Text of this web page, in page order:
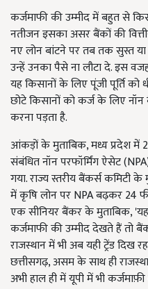
कर्जमाफी की उम्मीद में बहुत से
नतीजन इसका असर बैंकों की
नए लोन बांटने पर तब तक सुस्त
उन्हें उनका पैसे ना लौटा दे. इस
यह किसानों के लिए पूंजी पूर्ति
छोटे किसानों को कर्ज के लिए
करना पड़ता है.
आंकड़ों के मुताबिक, मध्य प्रदेश में
संबंधित नॉन परफॉर्मिंग ऐसेट
गया. राज्य स्तरीय बैंकर्स
में कृषि लोन पर NPA बढ़कर 24
एक सीनियर बैंकर के मुताबिक,
कर्जमाफी की उम्मीद देखते हैं तो
राजस्थान में भी अब यही ट्रेंड दिख
छत्तीसगढ़, असम के साथ ही
अभी हाल ही में यूपी में भी